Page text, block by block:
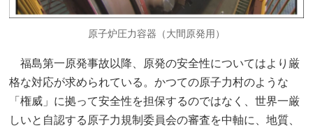
原子炉圧力容器（大間原発用）
福島第一原発事故以降、原発の安全性についてはより厳
格な対応が求められている。かつての原子力村のような
「権威」に拠って安全性を担保するのではなく、世界一厳
しいと自認する原子力規制委員会の審査を中軸に、地質、